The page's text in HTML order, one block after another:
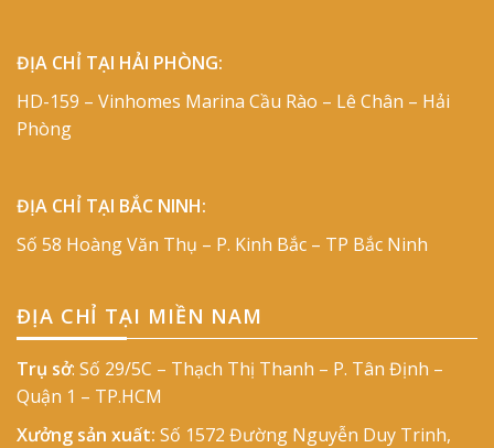
ĐỊA CHỈ TẠI HẢI PHÒNG:
HD-159 – Vinhomes Marina Cầu Rào – Lê Chân – Hải
Phòng
ĐỊA CHỈ TẠI BẮC NINH:
Số 58 Hoàng Văn Thụ – P. Kinh Bắc – TP Bắc Ninh
ĐỊA CHỈ TẠI MIỀN NAM
Trụ sở: Số 29/5C – Thạch Thị Thanh – P. Tân Định –
Quận 1 – TP.HCM
Xưởng sản xuất: Số 1572 Đường Nguyễn Duy Trinh,